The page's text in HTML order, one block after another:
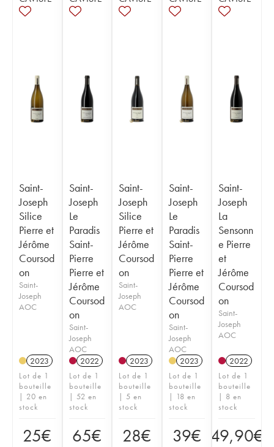
Saint-
Joseph
Silice
Pierre et
Jérôme
Coursod
on
Saint-
Joseph
AOC
2023
Lot de 1
bouteille
| 20 en
stock
25€
Saint-
Joseph
Le
Paradis
Saint-
Pierre
Pierre et
Jérôme
Coursod
on
Saint-
Joseph
AOC
2022
Lot de 1
bouteille
| 52 en
stock
65€
Saint-
Joseph
Silice
Pierre et
Jérôme
Coursod
on
Saint-
Joseph
AOC
2023
Lot de 1
bouteille
| 5 en
stock
28€
Saint-
Joseph
Le
Paradis
Saint-
Pierre
Pierre et
Jérôme
Coursod
on
Saint-
Joseph
AOC
2023
Lot de 1
bouteille
| 18 en
stock
39€
Saint-
Joseph
La
Sensonn
e Pierre
et
Jérôme
Coursod
on
Saint-
Joseph
AOC
2022
Lot de 1
bouteille
| 8 en
stock
49,90€